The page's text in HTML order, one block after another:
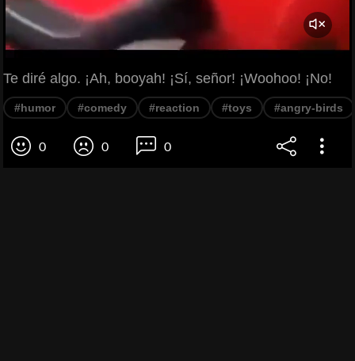
Te diré algo. ¡Ah, booyah! ¡Sí, señor! ¡Woohoo! ¡No!
#humor #comedy #reaction #toys #angry-birds
0 0 0